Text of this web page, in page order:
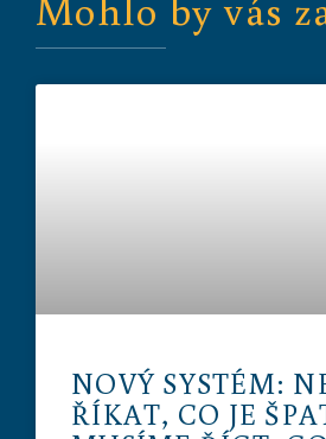
NOVÝ SYSTÉM:
ŘÍKAT, CO JE